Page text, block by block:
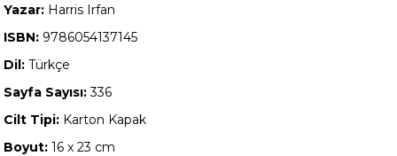
Yazar: Harris Irfan
ISBN: 9786054137145
Dil:Türkçe
Sayfa Sayısı:336
Cilt Tipi: Karton Kapak
Boyut:16 x 23 cm